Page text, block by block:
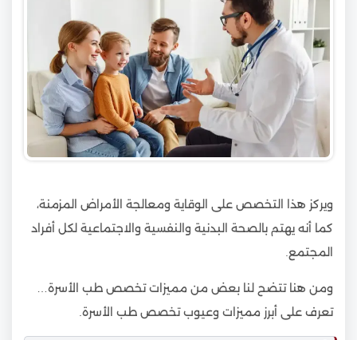
ويركز هذا التخصص على الوقاية ومعالجة الأمراض المزمنة،
كما أنه يهتم بالصحة البدنية والنفسية والاجتماعية لكل أفراد
المجتمع.
ومن هنا تتضح لنا بعض من مميزات تخصص طب الأسرة…
تعرف على أبرز مميزات وعيوب تخصص طب الأسرة.